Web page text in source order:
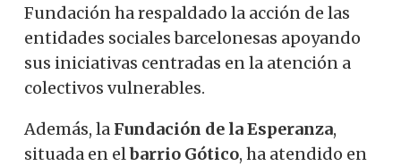
Fundación ha respaldado la acción de las
entidades sociales barcelonesas apoyando
sus iniciativas centradas en la atención a
colectivos vulnerables.
Además, la Fundación de la Esperanza,
situada en elbarrio Gótico, ha atendido en